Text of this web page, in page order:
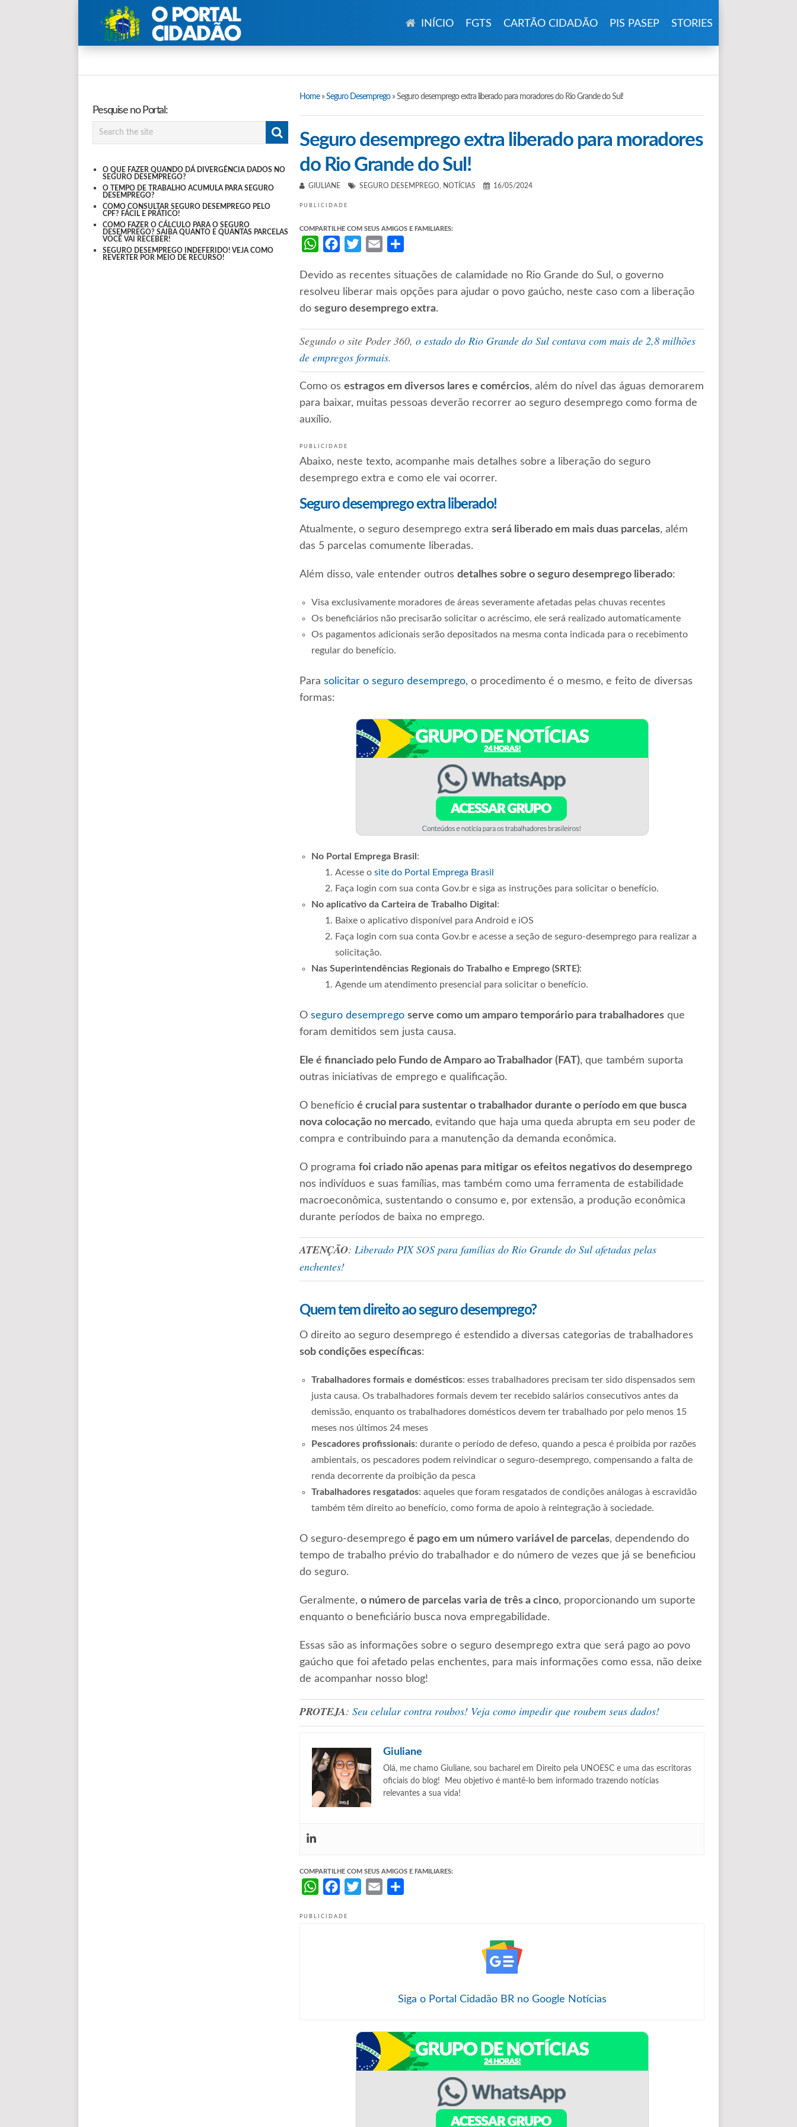
INÍCIO FGTS CARTÃO CIDADÃO PIS PASEP STORIES
Pesquise no Portal:
O QUE FAZER QUANDO DÁ DIVERGÊNCIA DADOS NO
SEGURO DESEMPREGO?
O TEMPO DE TRABALHO ACUMULA PARA SEGURO
DESEMPREGO?
COMO CONSULTAR SEGURO DESEMPREGO PELO
CPF? FÁCIL E PRÁTICO!
COMO FAZER O CÁLCULO PARA O SEGURO
DESEMPREGO? SAIBA QUANTO E QUANTAS PARCELAS
VOCÊ VAI RECEBER!
SEGURO DESEMPREGO INDEFERIDO! VEJA COMO
REVERTER POR MEIO DE RECURSO!
Home»Seguro Desemprego»Seguro desemprego extra liberado para moradores do Rio Grande do Sul!
Seguro desemprego extra liberado para moradores
do Rio Grande do Sul!
GIULIANE SEGURO DESEMPREGO NOTÍCIAS 16/05/2024
PUBLICIDADE
COMPARTILHE COM SEUS AMIGOS E FAMILIARES:
WhatsAppFacebook
TwitterEmail
Devido as recentes situações de calamidade no Rio Grande do Sul, o governo
resolveu liberar mais opções para ajudar o povo gaúcho, neste caso com a liberação
do seguro desemprego extra.
Segundo o site Poder 360, o estado do Rio Grande do Sul contava com mais de 2,8 milhões
de empregos formais.
Como os estragos em diversos lares e comércios, além do nível das águas demorarem
para baixar, muitas pessoas deverão recorrer ao seguro desemprego como forma de
auxílio.
PUBLICIDADE
Abaixo, neste texto, acompanhe mais detalhes sobre a liberação do seguro
desemprego extra e como ele vai ocorrer.
Seguro desemprego extra liberado!
Atualmente, o seguro desemprego extra será liberado em mais duas parcelas, além
das 5 parcelas comumente liberadas.
Além disso, vale entender outros detalhes sobre o seguro desemprego liberado:
Visa exclusivamente moradores de áreas severamente afetadas pelas chuvas recentes
Os beneficiários não precisarão solicitar o acréscimo, ele será realizado automaticamente
Os pagamentos adicionais serão depositados na mesma conta indicada para o recebimento
regular do benefício.
Para solicitar o seguro desemprego, o procedimento é o mesmo, e feito de diversas
formas:
No Portal Emprega Brasil :
Acesse o site do Portal Emprega Brasil
Faça login com sua conta Gov.br e siga as instruções para solicitar o benefício.
No aplicativo da Carteira de Trabalho Digital :
Baixe o aplicativo disponível para Android e iOS
Faça login com sua conta Gov.br e acesse a seção de seguro-desemprego para realizar a
solicitação.
Nas Superintendências Regionais do Trabalho e Emprego (SRTE):
Agende um atendimento presencial para solicitar o benefício.
O seguro desemprego serve como um amparo temporário para trabalhadoresque
foram demitidos sem justa causa.
Ele é financiado pelo Fundo de Amparo ao Trabalhador (FAT), que também suporta
outras iniciativas de emprego e qualificação.
O benefício é crucial para sustentar o trabalhador durante o período em que busca
nova colocação no mercado, evitando que haja uma queda abrupta em seu poder de
compra e contribuindo para a manutenção da demanda econômica.
O programa foi criado não apenas para mitigar os efeitos negativos do desemprego
nos indivíduos e suas famílias, mas também como uma ferramenta de estabilidade
macroeconômica, sustentando o consumo e, por extensão, a produção econômica
durante períodos de baixa no emprego.
ATENÇÃO: Liberado PIX SOS para famílias do Rio Grande do Sul afetadas pelas
enchentes!
Quem tem direito ao seguro desemprego?
O direito ao seguro desemprego é estendido a diversas categorias de trabalhadores
sob condições específicas:
Trabalhadores formais e domésticos: esses trabalhadores precisam ter sido dispensados sem
justa causa. Os trabalhadores formais devem ter recebido salários consecutivos antes da
demissão, enquanto os trabalhadores domésticos devem ter trabalhado por pelo menos 15
meses nos últimos 24 meses
Pescadores profissionais: durante o período de defeso, quando a pesca é proibida por razões
ambientais, os pescadores podem reivindicar o seguro-desemprego, compensando a falta de
renda decorrente da proibição da pesca
Trabalhadores resgatados: aqueles que foram resgatados de condições análogas à escravidão
também têm direito ao benefício, como forma de apoio à reintegração à sociedade.
O seguro-desemprego é pago em um número variável de parcelas, dependendo do
tempo de trabalho prévio do trabalhador e do número de vezes que já se beneficiou
do seguro.
Geralmente, o número de parcelas varia de três a cinco, proporcionando um suporte
enquanto o beneficiário busca nova empregabilidade.
Essas são as informações sobre o seguro desemprego extra que será pago ao povo
gaúcho que foi afetado pelas enchentes, para mais informações como essa, não deixe
de acompanhar nosso blog!
PROTEJA: Seu celular contra roubos! Veja como impedir que roubem seus dados!
Giuliane
Olá, me chamo Giuliane, sou bacharel em Direito pela UNOESC e uma das escritoras
oficiais do blog! Meu objetivo é mantê-lo bem informado trazendo notícias
relevantes a sua vida!
COMPARTILHE COM SEUS AMIGOS E FAMILIARES:
WhatsAppFacebook
TwitterEmail
PUBLICIDADE
Siga o Portal Cidadão BR no Google Notícias